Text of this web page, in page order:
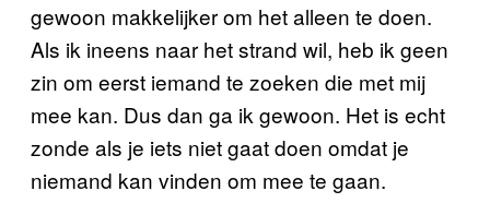
gewoon makkelijker om het alleen te doen.
Als ik ineens naar het strand wil, heb ik geen
zin om eerst iemand te zoeken die met mij
mee kan. Dus dan ga ik gewoon. Het is echt
zonde als je iets niet gaat doen omdat je
niemand kan vinden om mee te gaan.